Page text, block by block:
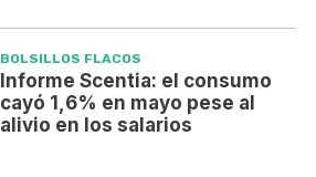
BOLSILLOS FLACOS
Informe Scentia: el consumo
cayó 1,6% en mayo pese al
alivio en los salarios